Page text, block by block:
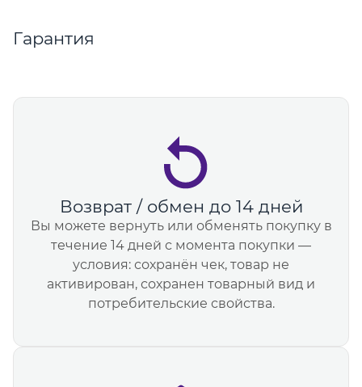
Гарантия
Возврат / обмен до 14 дней
Вы можете вернуть или обменять покупку в
течение 14 дней с момента покупки —
условия: сохранён чек, товар не
активирован, сохранен товарный вид и
потребительские свойства.